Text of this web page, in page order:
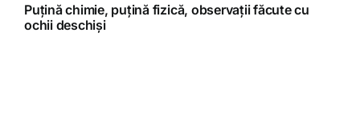
Puțină chimie, puțină fizică, observații făcute cu
ochii deschiși